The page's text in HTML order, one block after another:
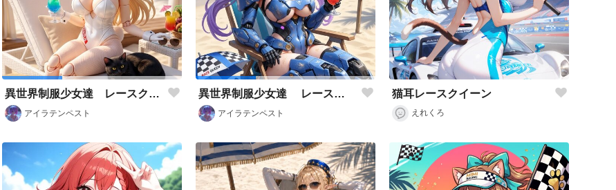
異世界制服少女達 レースクィーンバニー アクリルドールフィギュア
アイラテンペスト
異世界制服少女達 レースクィーンと黒猫🐈‍⬛と白猫🐈兄さん アクリルドールフィギュア
アイラテンペスト
猫耳レースクイーン
えれくろ